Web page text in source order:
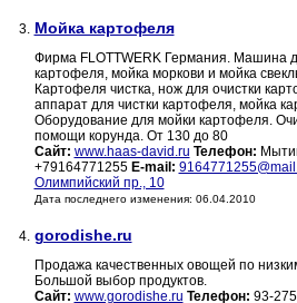
3. Мойка картофеля
Фирма FLOTTWERK Германия. Машина
картофеля, мойка моркови и мойка
Картофеля чистка, нож для очистки
аппарат для чистки картофеля, мойка
Оборудование для мойки картофеля.
помощи корунда. От 130 до 80
Сайт: www.haas-david.ru Телефон:
+79164771255 E-mail:
Олимпийский пр., 10
Дата последнего изменения: 06.04.2010
4. gorodishe.ru
Продажа качественных овощей по
Большой выбор продуктов.
Сайт: www.gorodishe.ru Телефон: 93-